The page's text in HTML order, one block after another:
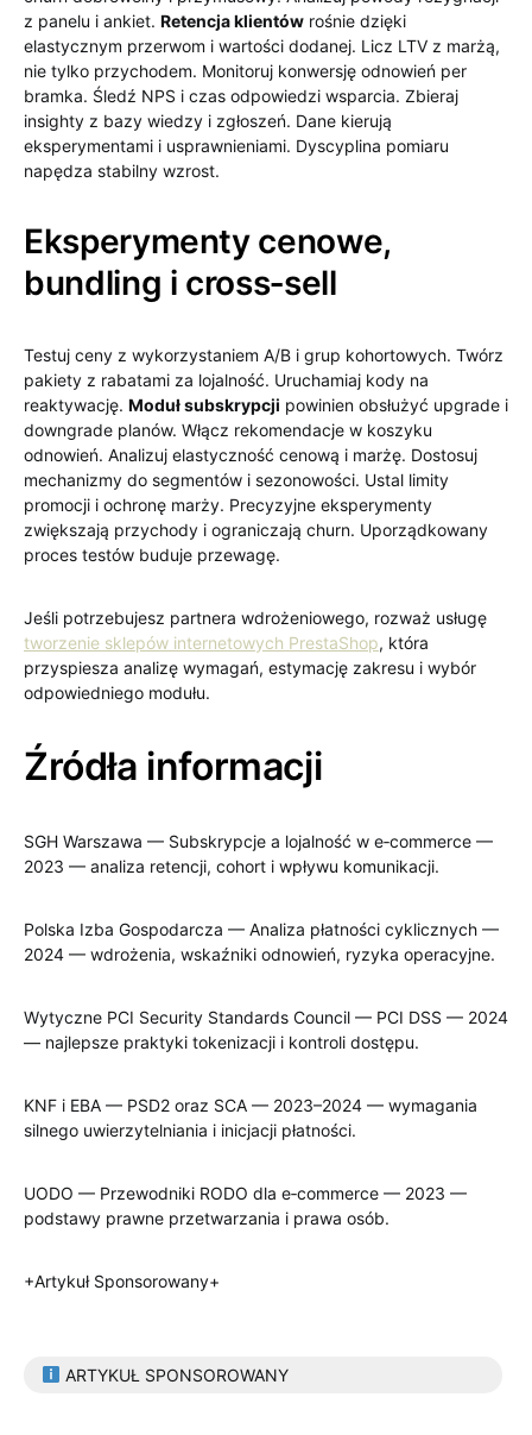
z panelu i ankiet. Retencja klientów rośnie dzięki
elastycznym przerwom i wartości dodanej. Licz LTV z marżą,
nie tylko przychodem. Monitoruj konwersję odnowień per
bramka. Śledź NPS i czas odpowiedzi wsparcia. Zbieraj
insighty z bazy wiedzy i zgłoszeń. Dane kierują
eksperymentami i usprawnieniami. Dyscyplina pomiaru
napędza stabilny wzrost.
Eksperymenty cenowe,
bundling i cross‑sell
Testuj ceny z wykorzystaniem A/B i grup kohortowych. Twórz
pakiety z rabatami za lojalność. Uruchamiaj kody na
reaktywację. Moduł subskrypcji powinien obsłużyć upgrade i
downgrade planów. Włącz rekomendacje w koszyku
odnowień. Analizuj elastyczność cenową i marżę. Dostosuj
mechanizmy do segmentów i sezonowości. Ustal limity
promocji i ochronę marży. Precyzyjne eksperymenty
zwiększają przychody i ograniczają churn. Uporządkowany
proces testów buduje przewagę.
Jeśli potrzebujesz partnera wdrożeniowego, rozważ usługę
tworzenie sklepów internetowych PrestaShop, która
przyspiesza analizę wymagań, estymację zakresu i wybór
odpowiedniego modułu.
Źródła informacji
SGH Warszawa — Subskrypcje a lojalność w e‑commerce —
2023 — analiza retencji, cohort i wpływu komunikacji.
Polska Izba Gospodarcza — Analiza płatności cyklicznych —
2024 — wdrożenia, wskaźniki odnowień, ryzyka operacyjne.
Wytyczne PCI Security Standards Council — PCI DSS — 2024
— najlepsze praktyki tokenizacji i kontroli dostępu.
KNF i EBA — PSD2 oraz SCA — 2023–2024 — wymagania
silnego uwierzytelniania i inicjacji płatności.
UODO — Przewodniki RODO dla e‑commerce — 2023 —
podstawy prawne przetwarzania i prawa osób.
+Artykuł Sponsorowany+
ARTYKUŁ SPONSOROWANY